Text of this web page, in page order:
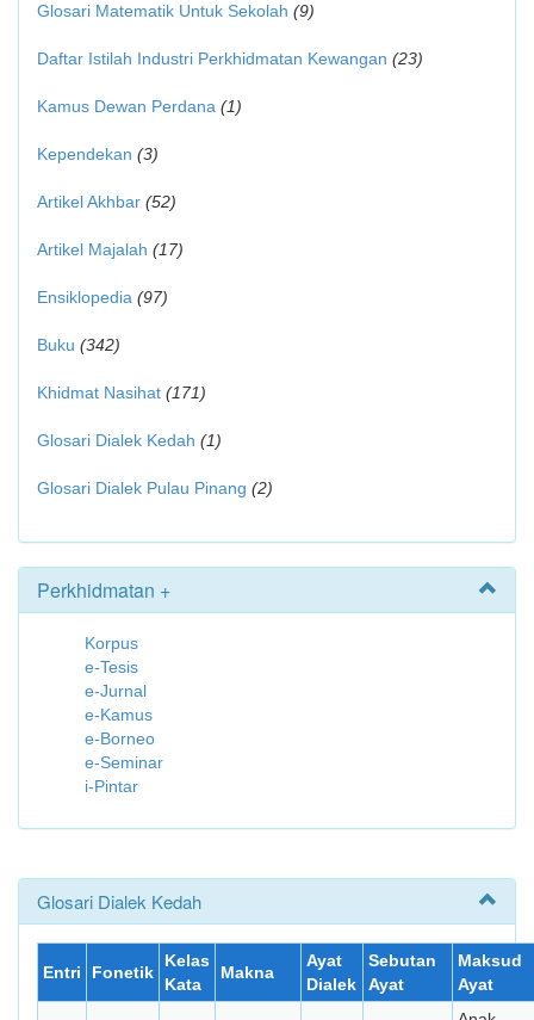
Glosari Matematik Untuk Sekolah (9)
Daftar Istilah Industri Perkhidmatan Kewangan (23)
Kamus Dewan Perdana (1)
Kependekan (3)
Artikel Akhbar (52)
Artikel Majalah (17)
Ensiklopedia (97)
Buku (342)
Khidmat Nasihat (171)
Glosari Dialek Kedah (1)
Glosari Dialek Pulau Pinang (2)
Perkhidmatan +
Korpus
e-Tesis
e-Jurnal
e-Kamus
e-Borneo
e-Seminar
i-Pintar
Glosari Dialek Kedah
Entri Fonetik
Kelas
Kata
Makna
Ayat
Dialek
Sebutan
Ayat
Maksud
Ayat